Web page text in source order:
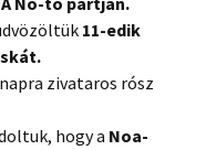
11-edik
zivataros rósz
hogy a Noa-